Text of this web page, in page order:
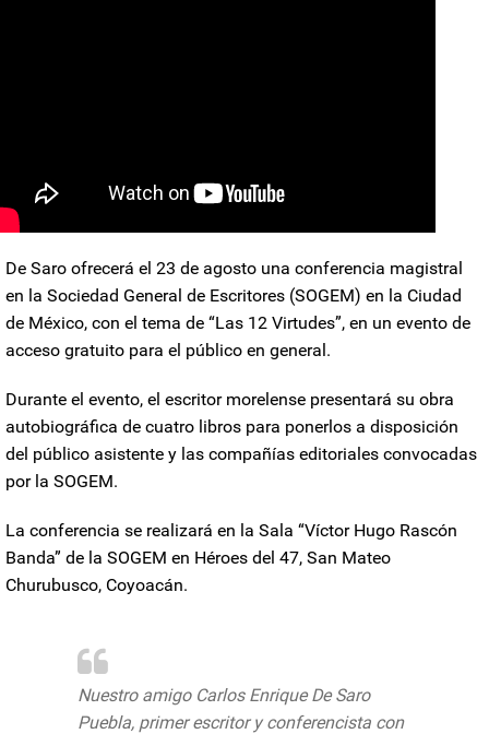
De Saro ofrecerá el 23 de agosto una conferencia magistral
en la Sociedad General de Escritores (SOGEM) en la Ciudad
de México, con el tema de “Las 12 Virtudes”, en un evento de
acceso gratuito para el público en general.
Durante el evento, el escritor morelense presentará su obra
autobiográfica de cuatro libros para ponerlos a disposición
del público asistente y las compañías editoriales convocadas
por la SOGEM.
La conferencia se realizará en la Sala “Víctor Hugo Rascón
Banda” de la SOGEM en Héroes del 47, San Mateo
Churubusco, Coyoacán.
Nuestro amigo Carlos Enrique De Saro
Puebla, primer escritor y conferencista con